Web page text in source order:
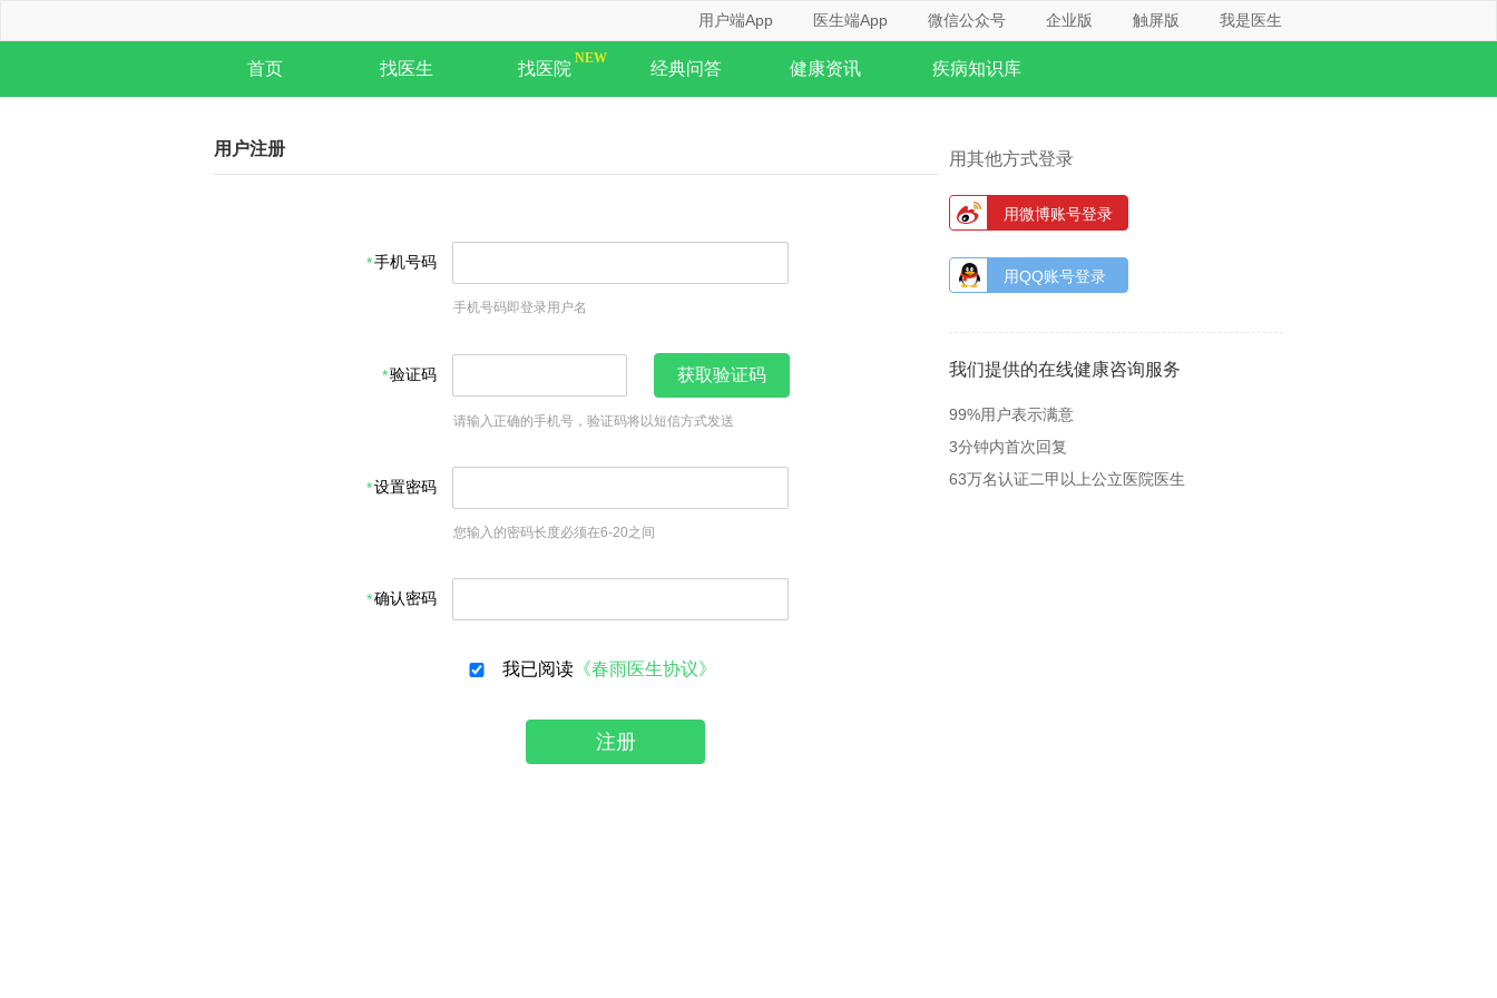
用户端App 医生端App 微信公众号 企业版 触屏版 我是医生
首页 找医生 找医院 经典问答 健康资讯 疾病知识库
用户注册
手机号码
手机号码即登录用户名
验证码 获取验证码
请输入正确的手机号，验证码将以短信方式发送
设置密码
您输入的密码长度必须在6-20之间
确认密码
我已阅读 《春雨医生协议》
注册
用其他方式登录
用微博账号登录
用QQ账号登录
我们提供的在线健康咨询服务
99%用户表示满意
3分钟内首次回复
63万名认证二甲以上公立医院医生